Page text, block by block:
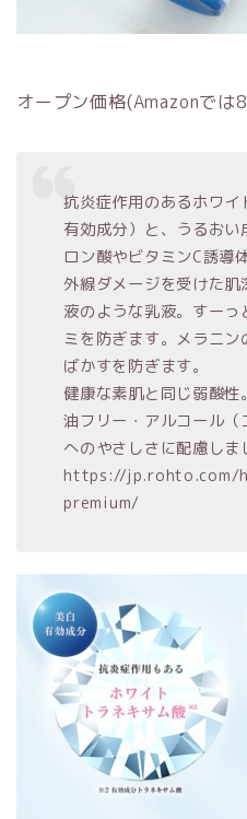
オープン価格(Amazonでは
抗炎症作用のあるホワ
有効成分）と、うるお
ロン酸やビタミンC誘導
外線ダメージを受けた
液のような乳液。すー
ミを防ぎます。メラニ
ばかすを防ぎます。
健康な素肌と同じ弱酸
油フリー・アルコール
へのやさしさに配慮しま
https://jp.rohto.com/
premium/